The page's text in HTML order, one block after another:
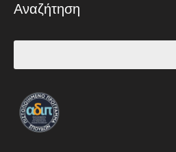
Αναζήτηση